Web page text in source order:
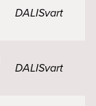
DALISvart
DALISvart